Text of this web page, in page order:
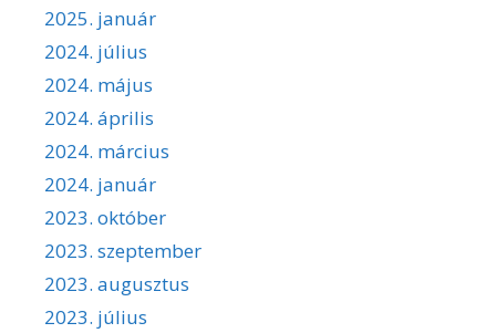
2025. január
2024. július
2024. május
2024. április
2024. március
2024. január
2023. október
2023. szeptember
2023. augusztus
2023. július